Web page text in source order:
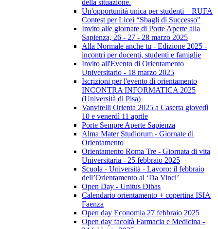
della situazione.
Un'opportunità unica per studenti – RUFA
Contest per Licei “Sbagli di Successo"
Invito alle giornate di Porte Aperte alla
Sapienza, 26 - 27 - 28 marzo 2025
Alla Normale anche tu - Edizione 2025 -
incontri per docenti, studenti e famiglie
Invito all'Evento di Orientamento
Universitario - 18 marzo 2025
Iscrizioni per l'evento di orientamento
INCONTRA INFORMATICA 2025
(Università di Pisa)
Vanvitelli Orienta 2025 a Caserta giovedì
10 e venerdì 11 aprile
Porte Sempre Aperte Sapienza
Alma Mater Studiorum - Giornate di
Orientamento
Orientamento Roma Tre - Giornata di vita
Universitaria - 25 febbraio 2025
Scuola - Università - Lavoro: il febbraio
dell’Orientamento al ‘Da Vinci’
Open Day - Unitus Dibas
Calendario orientamento + copertina ISIA
Faenza
Open day Economia 27 febbraio 2025
Open day facoltà Farmacia e Medicina -